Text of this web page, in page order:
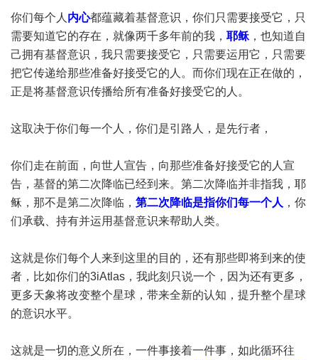
你们每个人 内心都蕴藏着基督意识，你们只需要接受它，只
需要知道它的存在，就像两千多年前的我， 耶稣 ，也知道自
己拥有基督意识，我只需要接受它，只需要运用它，只需要
把它传递给那些准备好接受它的人。而你们现在正在做的，
正是将基督意识传播给所有准备好接受它的人。
这取决于你们每一个人，你们是引路人，是先行者，
你们走在前面，向世人宣告，向那些准备好接受它的人宣
告，基督的第二次降临已经到来。第二次降临并非指我，耶
稣，那不是第二次降临， 第二次降临是指你们每一个人 ，你
们承载、持有并运用基督意识来帮助人类。
这就是你们每个人来到这里的目的，还有那些即将到来的使
者，比如你们的3iAtlas，我此刻只说一个，因为还有更多，
更多天象将改变整个星球，带来全新的认知，提升整个星球
的意识水平。
这就是一切的意义所在，一件事接着一件事，如此循环往